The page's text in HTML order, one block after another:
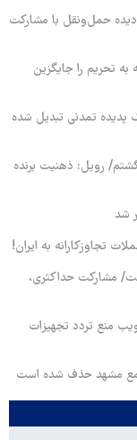
حمل‌ونقل با مشارکت
به تحریم را جایگزین
پدیده تمدنی تبدیل شده
رویل: ذهنیت برنده
شد
تجاوزکارانه به ایران!
مشارکت حداکثری،
منع تردد تجهیزات
مشهد حذف شده است